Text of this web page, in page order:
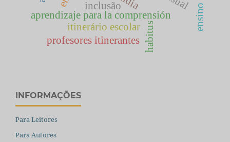
inclusão
aprendizaje para la comprensión
habitus
itinerário escolar
profesores itinerantes
INFORMAÇÕES
Para Leitores
Para Autores